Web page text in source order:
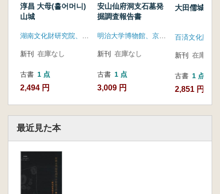
淳昌 大母(홀어머니)
山城
新刊 在庫なし
古書 1 点
2,494 円
安山仙府洞支石墓発
掘調査報告書
新刊 在庫なし
古書 1 点
3,009 円
大田儒城柯
百済文化財研
新刊 在庫なし
古書 1 点
2,851 円
最近見た本